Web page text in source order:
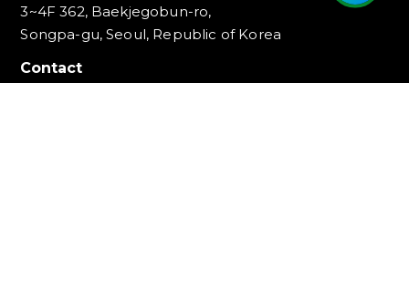
3~4F 362, Baekjegobun-ro,
Songpa-gu, Seoul, Republic of Korea
Contact